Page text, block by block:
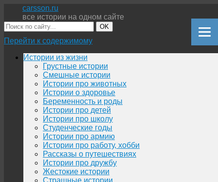
carsson.ru
все истории на одном сайте
OK
Перейти к содержимому
Истории из жизни
Грустные истории
Смешные истории
Истории про животных
Истории о здоровье
Беременность и роды
Истории про детей
Истории про школу
Студенческие годы
Истории про армию
Истории про работу, хобби
Рассказы о путешествиях
Истории про дружбу
Жестокие истории
Страшные истории